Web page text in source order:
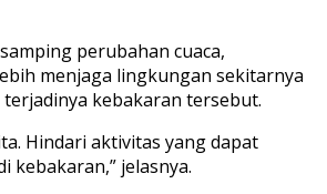
perubahan cuaca,
menjaga lingkungan sekitarnya
kebakaran tersebut.
Hindari aktivitas yang dapat
kebakaran,” jelasnya.